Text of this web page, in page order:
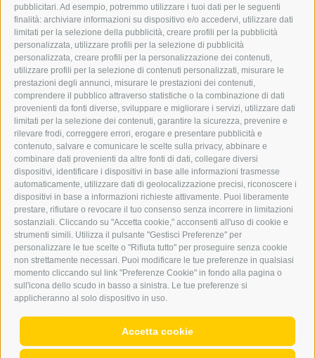
pubblicitari. Ad esempio, potremmo utilizzare i tuoi dati per le seguenti
finalità: archiviare informazioni su dispositivo e/o accedervi, utilizzare dati
limitati per la selezione della pubblicità, creare profili per la pubblicità
personalizzata, utilizzare profili per la selezione di pubblicità
personalizzata, creare profili per la personalizzazione dei contenuti,
utilizzare profili per la selezione di contenuti personalizzati, misurare le
prestazioni degli annunci, misurare le prestazioni dei contenuti,
comprendere il pubblico attraverso statistiche o la combinazione di dati
provenienti da fonti diverse, sviluppare e migliorare i servizi, utilizzare dati
limitati per la selezione dei contenuti, garantire la sicurezza, prevenire e
rilevare frodi, correggere errori, erogare e presentare pubblicità e
contenuto, salvare e comunicare le scelte sulla privacy, abbinare e
combinare dati provenienti da altre fonti di dati, collegare diversi
dispositivi, identificare i dispositivi in base alle informazioni trasmesse
automaticamente, utilizzare dati di geolocalizzazione precisi, riconoscere i
dispositivi in base a informazioni richieste attivamente. Puoi liberamente
prestare, rifiutare o revocare il tuo consenso senza incorrere in limitazioni
sostanziali. Cliccando su "Accetta cookie," acconsenti all'uso di cookie e
strumenti simili. Utilizza il pulsante "Gestisci Preferenze" per
personalizzare le tue scelte o "Rifiuta tutto" per proseguire senza cookie
non strettamente necessari. Puoi modificare le tue preferenze in qualsiasi
momento cliccando sul link "Preferenze Cookie" in fondo alla pagina o
sull'icona dello scudo in basso a sinistra. Le tue preferenze si
applicheranno al solo dispositivo in uso.
Accetta cookie
GRAFIK@DERERKER.IT
INFO@DERERKER.IT
BARBARA.FONTANA@DERERKER.IT
ERKER
PUBBLICITÀ NELL’ERKER
PUBBLICITÀ ONLINE
ADDEBITO DIRETTO SEPA
REGOLAMENTO COMMENTI
ONLINE VOTING
SERVICE
EVENTI
ANNUNCI
LINK UTILI
METEO
WEBCAM
VIDEO
NECROLOGI